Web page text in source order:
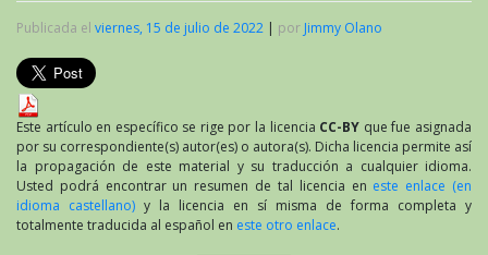
Publicada el viernes, 15 de julio de 2022 por Jimmy Olano
Este artículo en específico se rige por la licencia CC-BY que fue asignada
por su correspondiente(s) autor(es) o autora(s). Dicha licencia permite así
la propagación de este material y su traducción a cualquier idioma.
Usted podrá encontrar un resumen de tal licencia en este enlace (en
idioma castellano) y la licencia en sí misma de forma completa y
totalmente traducida al español en este otro enlace.